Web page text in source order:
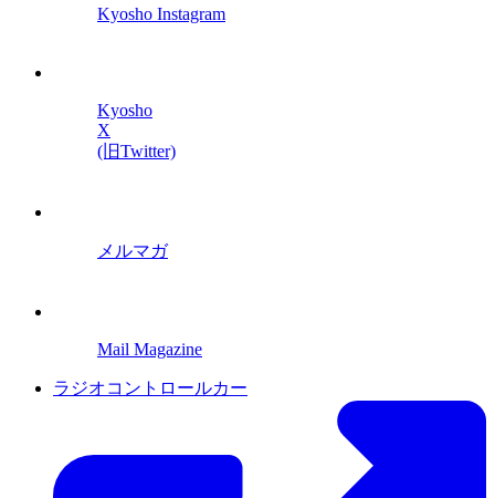
Kyosho Instagram
Kyosho
X
(旧Twitter)
メルマガ
Mail Magazine
ラジオコントロールカー